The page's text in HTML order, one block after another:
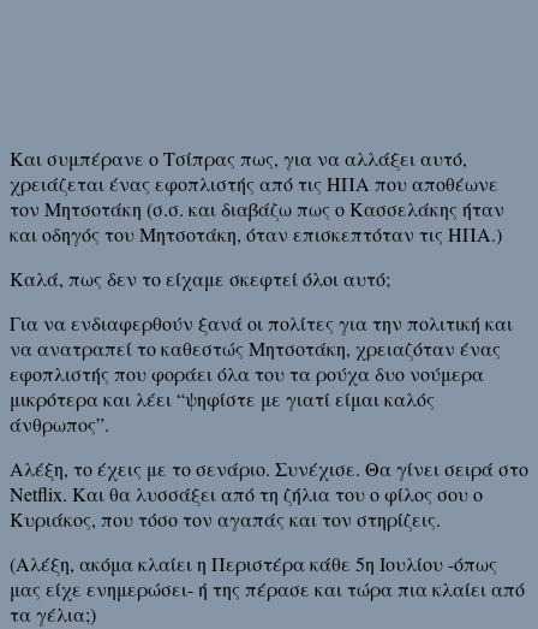
Και συμπέρανε ο Τσίπρας πως, για να αλλάξει αυτό,
χρειάζεται ένας εφοπλιστής από τις ΗΠΑ που αποθέωνε
τον Μητσοτάκη (σ.σ. και διαβάζω πως ο Κασσελάκης ήταν
και οδηγός του Μητσοτάκη, όταν επισκεπτόταν τις ΗΠΑ.)
Καλά, πως δεν το είχαμε σκεφτεί όλοι αυτό;
Για να ενδιαφερθούν ξανά οι πολίτες για την πολιτική και
να ανατραπεί το καθεστώς Μητσοτάκη, χρειαζόταν ένας
εφοπλιστής που φοράει όλα του τα ρούχα δυο νούμερα
μικρότερα και λέει “ψηφίστε με γιατί είμαι καλός
άνθρωπος”.
Αλέξη, το έχεις με το σενάριο. Συνέχισε. Θα γίνει σειρά στο
Netflix. Και θα λυσσάξει από τη ζήλια του ο φίλος σου ο
Κυριάκος, που τόσο τον αγαπάς και τον στηρίζεις.
(Αλέξη, ακόμα κλαίει η Περιστέρα κάθε 5η Ιουλίου -όπως
μας είχε ενημερώσει- ή της πέρασε και τώρα πια κλαίει από
τα γέλια;)